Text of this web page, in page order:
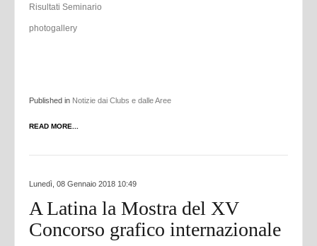
Risultati Seminario
photogallery
Published in Notizie dai Clubs e dalle Aree
READ MORE...
Lunedì, 08 Gennaio 2018 10:49
A Latina la Mostra del XV
Concorso grafico internazionale